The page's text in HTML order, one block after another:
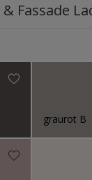
Fassade
graurot B